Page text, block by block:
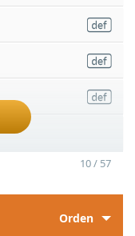
10 / 57
Orden